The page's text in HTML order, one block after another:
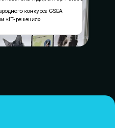
конкурса GSEA
«IT-решения»